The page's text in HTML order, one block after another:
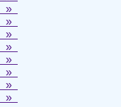
»
»
»
»
»
»
»
»